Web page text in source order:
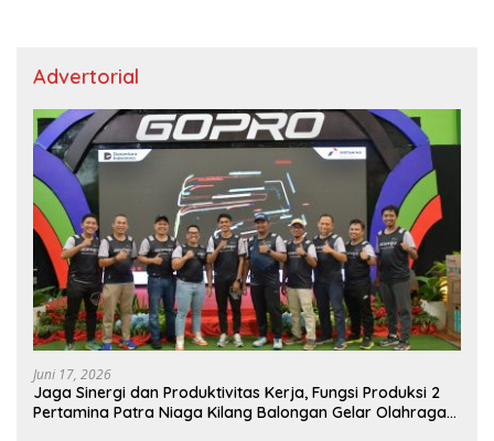
Advertorial
Juni 17, 2026
Jaga Sinergi dan Produktivitas Kerja, Fungsi Produksi 2
Pertamina Patra Niaga Kilang Balongan Gelar Olahraga